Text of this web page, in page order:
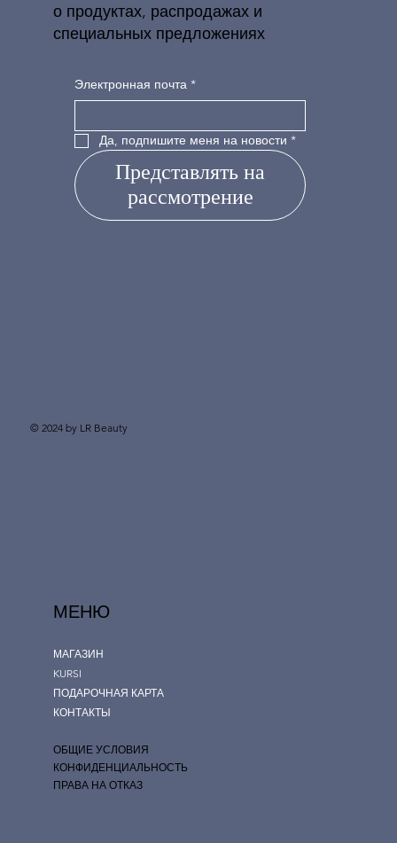
МЕНЮ
МАГАЗИН
KURSI
ПОДАРОЧНАЯ КАРТА
КОНТАКТЫ
ОБЩИЕ УСЛОВИЯ
КОНФИДЕНЦИАЛЬНОСТЬ
ПРАВА НА ОТКАЗ
о продуктах, распродажах и
специальных предложениях
Электронная почта *
Да, подпишите меня на новости *
Представлять на
рассмотрение
© 2024 by LR Beauty